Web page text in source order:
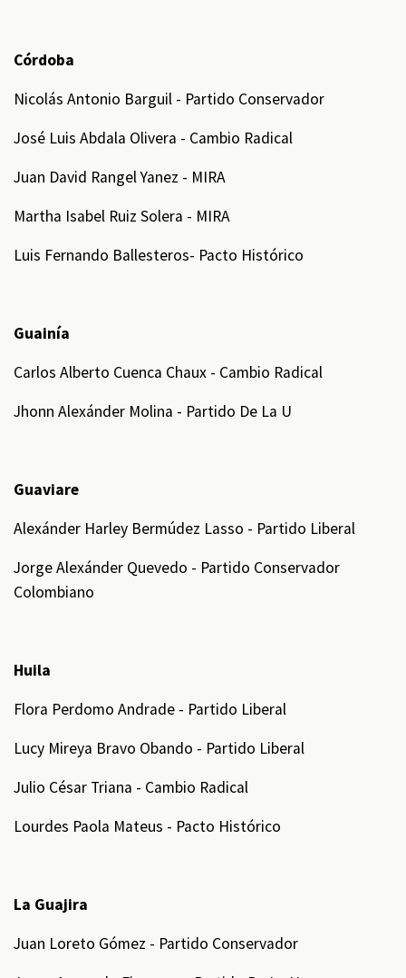
Córdoba
Nicolás Antonio Barguil - Partido Conservador
José Luis Abdala Olivera - Cambio Radical
Juan David Rangel Yanez - MIRA
Martha Isabel Ruiz Solera - MIRA
Luis Fernando Ballesteros- Pacto Histórico
Guainía
Carlos Alberto Cuenca Chaux - Cambio Radical
Jhonn Alexánder Molina - Partido De La U
Guaviare
Alexánder Harley Bermúdez Lasso - Partido Liberal
Jorge Alexánder Quevedo - Partido Conservador
Colombiano
Huila
Flora Perdomo Andrade - Partido Liberal
Lucy Mireya Bravo Obando - Partido Liberal
Julio César Triana - Cambio Radical
Lourdes Paola Mateus - Pacto Histórico
La Guajira
Juan Loreto Gómez - Partido Conservador